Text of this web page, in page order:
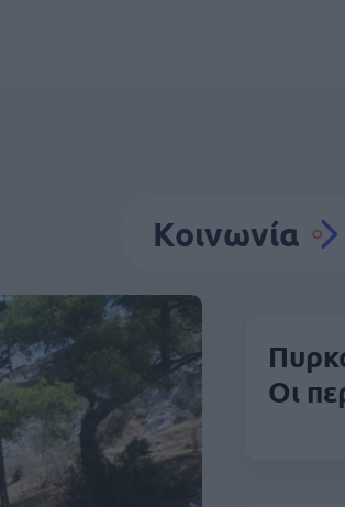
Κοινωνία
Οι